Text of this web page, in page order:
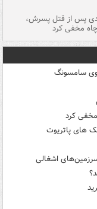
پس از قتل پسرش،
مخفی کرد
سامسونگ
کرد
های پاتریوت
اشغالی